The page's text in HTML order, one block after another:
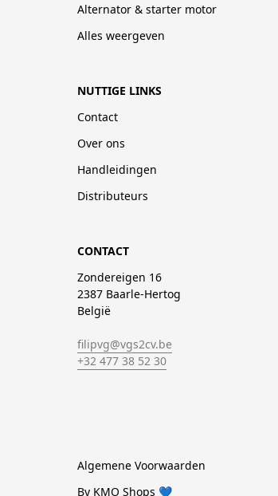
Alternator & starter motor
Alles weergeven
NUTTIGE LINKS
Contact
Over ons
Handleidingen
Distributeurs
CONTACT
Zondereigen 16
2387 Baarle-Hertog
België
filipvg@vgs2cv.be
+32 477 38 52 30
Algemene Voorwaarden
By KMO Shops 💙